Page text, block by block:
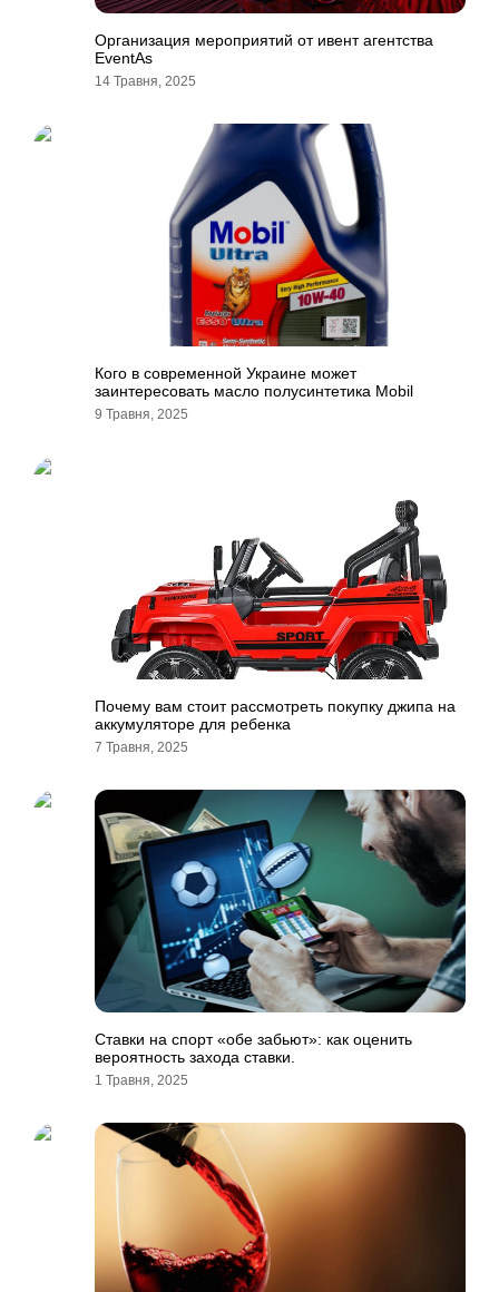
Организация мероприятий от ивент агентства
EventAs
14 Травня, 2025
Кого в современной Украине может
заинтересовать масло полусинтетика Mobil
9 Травня, 2025
Почему вам стоит рассмотреть покупку джипа на
аккумуляторе для ребенка
7 Травня, 2025
Ставки на спорт «обе забьют»: как оценить
вероятность захода ставки.
1 Травня, 2025